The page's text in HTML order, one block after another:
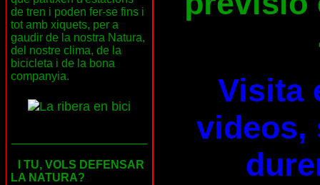
de tren i poden fer-se fins i
tot amb xiquets, per a
gaudir de la nostra Natura,
del nostre clima, de la
bicicleta i de la bona
companyia.
I TU, VOLS DEFENSAR
LA NATURA?
Visita
videos,